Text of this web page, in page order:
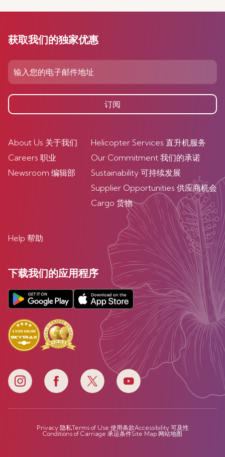
获取我们的独家优惠
订阅
About Us 关于我们
Careers 职业
Newsroom 编辑部
Helicopter Services 直升机服务
Our Commitment 我们的承诺
Sustainability 可持续发展
Supplier Opportunities 供应商机会
Cargo 货物
Help 帮助
下载我们的应用程序
Privacy 隐私Terms of Use 使用条款Accessibility 可及性
Conditions of Carriage 承运条件Site Map 网站地图